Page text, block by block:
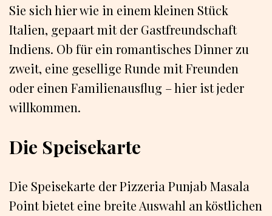
Sie sich hier wie in einem kleinen Stück
Italien, gepaart mit der Gastfreundschaft
Indiens. Ob für ein romantisches Dinner zu
zweit, eine gesellige Runde mit Freunden
oder einen Familienausflug – hier ist jeder
willkommen.
Die Speisekarte
Die Speisekarte der Pizzeria Punjab Masala
Point bietet eine breite Auswahl an köstlichen